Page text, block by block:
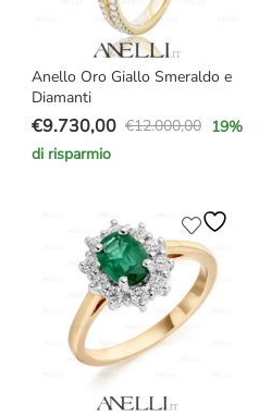
Anello Oro Giallo Smeraldo e
Diamanti
€12.000,00
Il
prezzo
€12.000,00.
€9.730,00
Il
prezzo
€9.730,00.
19%
di risparmio